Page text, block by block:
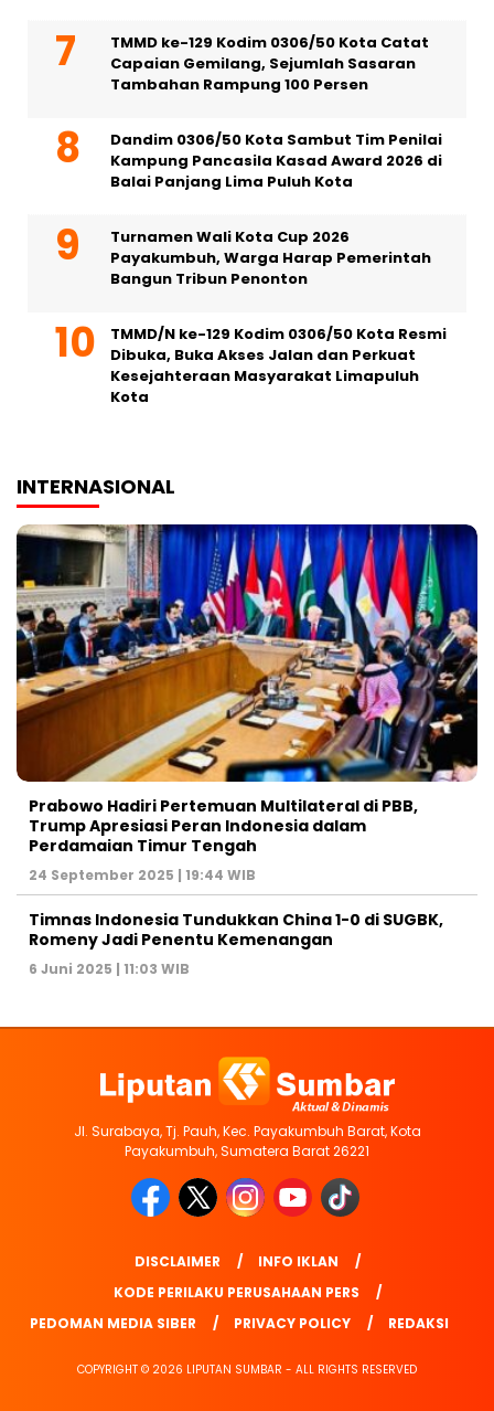
TMMD ke-129 Kodim 0306/50 Kota Catat
Capaian Gemilang, Sejumlah Sasaran
Tambahan Rampung 100 Persen
Dandim 0306/50 Kota Sambut Tim Penilai
Kampung Pancasila Kasad Award 2026 di
Balai Panjang Lima Puluh Kota
Turnamen Wali Kota Cup 2026
Payakumbuh, Warga Harap Pemerintah
Bangun Tribun Penonton
TMMD/N ke-129 Kodim 0306/50 Kota Resmi
Dibuka, Buka Akses Jalan dan Perkuat
Kesejahteraan Masyarakat Limapuluh
Kota
INTERNASIONAL
Prabowo Hadiri Pertemuan Multilateral di PBB,
Trump Apresiasi Peran Indonesia dalam
Perdamaian Timur Tengah
24 September 2025 | 19:44 WIB
Timnas Indonesia Tundukkan China 1-0 di SUGBK,
Romeny Jadi Penentu Kemenangan
6 Juni 2025 | 11:03 WIB
Jl. Surabaya, Tj. Pauh, Kec. Payakumbuh Barat, Kota
Payakumbuh, Sumatera Barat 26221
DISCLAIMER
INFO IKLAN
KODE PERILAKU PERUSAHAAN PERS
PEDOMAN MEDIA SIBER
PRIVACY POLICY REDAKSI
COPYRIGHT © 2026 LIPUTAN SUMBAR - ALL RIGHTS RESERVED